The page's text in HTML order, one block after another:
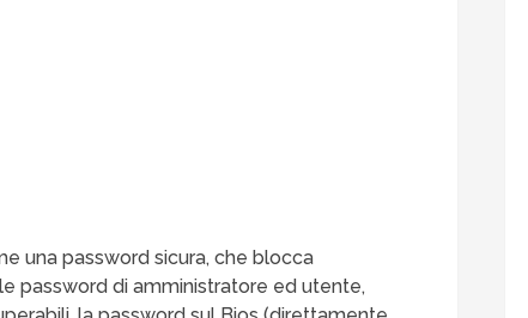
una password sicura, che blocca
password di amministratore ed utente,